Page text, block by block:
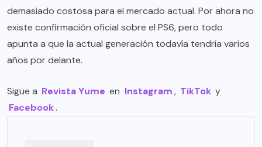
demasiado costosa para el mercado actual. Por ahora no
existe confirmación oficial sobre el PS6, pero todo
apunta a que la actual generación todavía tendría varios
años por delante.
Sigue a Revista Yume en Instagram, TikTok y
Facebook.